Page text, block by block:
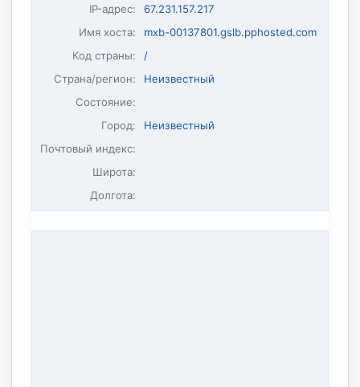
IP-адрес:
67.231.157.217
Имя хоста:
mxb-00137801.gslb.pphosted.com
Код страны:
/
Страна/регион:
Неизвестный
Состояние:
Город:
Неизвестный
Почтовый индекс:
Широта:
Долгота: